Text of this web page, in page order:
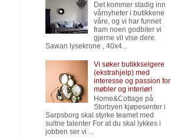
Det kommer stadig inn
vårnyheter i butikkene
våre, og vi har funnet
fram noen godbiter vi
gjerne vil vise dere.
Sawan lysekrone , 40x4...
Vi søker butikkselgere
(ekstrahjelp) med
interesse og passion for
møbler og interiør!
Home&Cottage på
Storbyen kjøpesenter i
Sarpsborg skal styrke teamet med
sultne talenter For at du skal lykkes i
jobben ser vi ...